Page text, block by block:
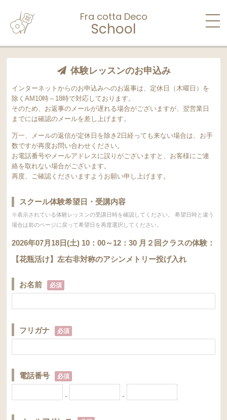
Fra cotta Deco
School
体験レッスンのお申込み
インターネットからのお申込みへのお返事は、定休日（木曜日）を
除くAM10時～18時で対応しております。
そのため、お返事のメールが遅れる場合がございますが、翌営業日
までには確認のメールを差し上げます。
万一、メールの返信が定休日を除き2日経っても来ない場合は、お手
数ですが再度お問い合わせください。
お電話番号やメールアドレスに誤りがございますと、お客様にご連
絡を取れない場合がございます。
再度、ご確認くださいますようお願い申し上げます。
スクール体験希望日・受講内容
※表示されている体験レッスンの受講日時を確認してください。 希望日時と違う
場合は前のページに戻って希望日を再度選択してください。
2026年07月18日(土) 10：00～12：30 月２回クラスの体験：
【花瓶活け】左右非対称のアシンメトリー投げ入れ
お名前 必須
フリガナ 必須
電話番号 必須
- -